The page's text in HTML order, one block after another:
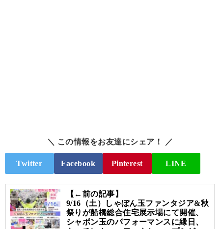
＼ この情報をお友達にシェア！ ／
Twitter Facebook Pinterest LINE
【←前の記事】
9/16（土）しゃぼん玉ファンタジア&秋
祭りが船橋総合住宅展示場にて開催、
シャボン玉のパフォーマンスに縁日、